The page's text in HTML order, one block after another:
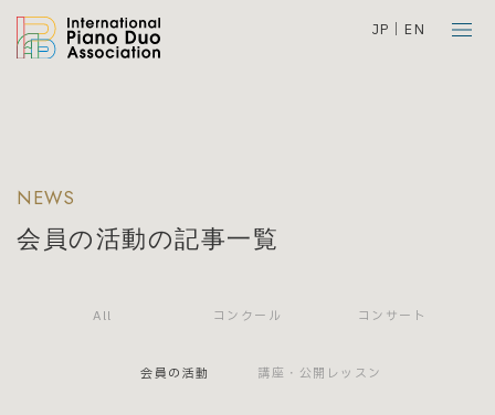
JP EN
NEWS
会員の活動の記事一覧
All コンクール コンサート
会員の活動 講座・公開レッスン